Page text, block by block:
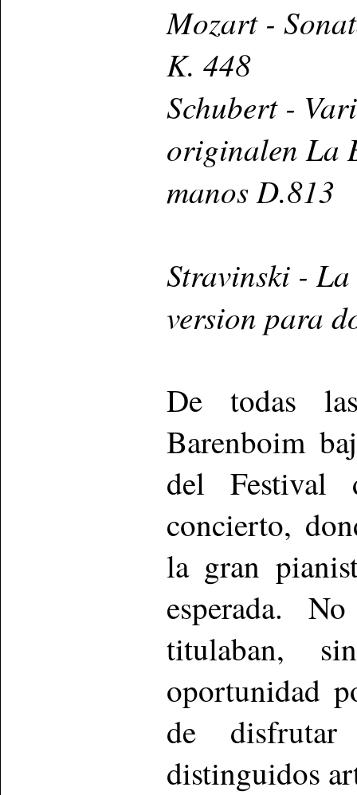
Mozart -
K. 448
Schubert -
originalen La
manos D.813
Stravinski -
version para
De todas
Barenboim
del Festival
concierto,
la gran
esperada.
titulaban,
oportunidad
de
distinguidos